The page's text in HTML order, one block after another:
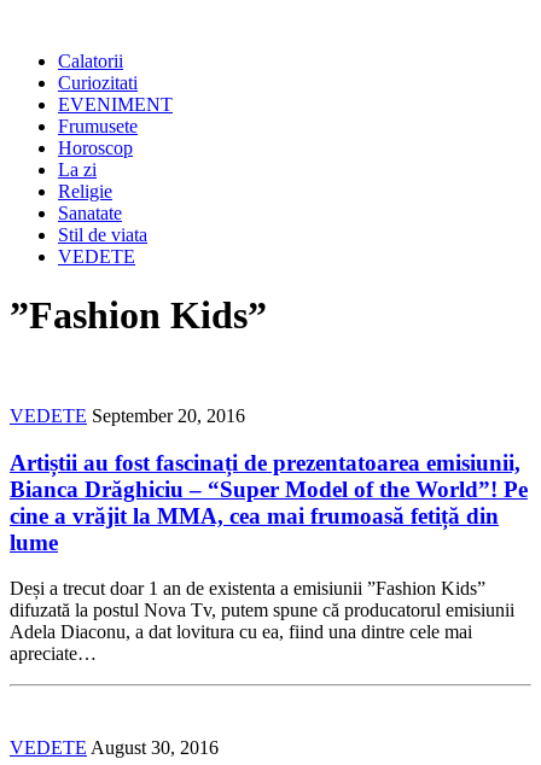
Calatorii
Curiozitati
EVENIMENT
Frumusete
Horoscop
La zi
Religie
Sanatate
Stil de viata
VEDETE
”Fashion Kids”
VEDETE September 20, 2016
Artiștii au fost fascinați de prezentatoarea emisiunii,
Bianca Drăghiciu – “Super Model of the World”! Pe
cine a vrăjit la MMA, cea mai frumoasă fetiță din
lume
Deși a trecut doar 1 an de existenta a emisiunii ”Fashion Kids”
difuzată la postul Nova Tv, putem spune că producatorul emisiunii
Adela Diaconu, a dat lovitura cu ea, fiind una dintre cele mai
apreciate…
VEDETE August 30, 2016